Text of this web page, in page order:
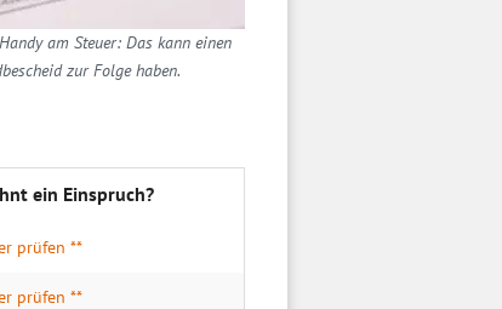
am Steuer: Das kann einen
zur Folge haben.
ein Einspruch?
prüfen **
prüfen **